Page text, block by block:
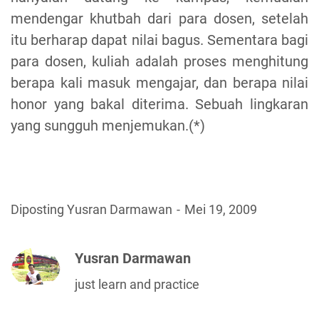
mendengar khutbah dari para dosen, setelah
itu berharap dapat nilai bagus. Sementara bagi
para dosen, kuliah adalah proses menghitung
berapa kali masuk mengajar, dan berapa nilai
honor yang bakal diterima. Sebuah lingkaran
yang sungguh menjemukan.(*)
Diposting Yusran Darmawan Mei 19, 2009
Yusran Darmawan
just learn and practice